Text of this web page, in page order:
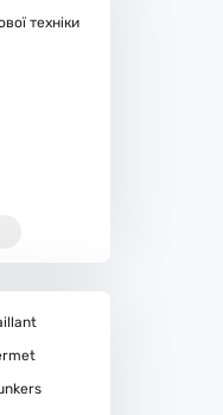
техніки